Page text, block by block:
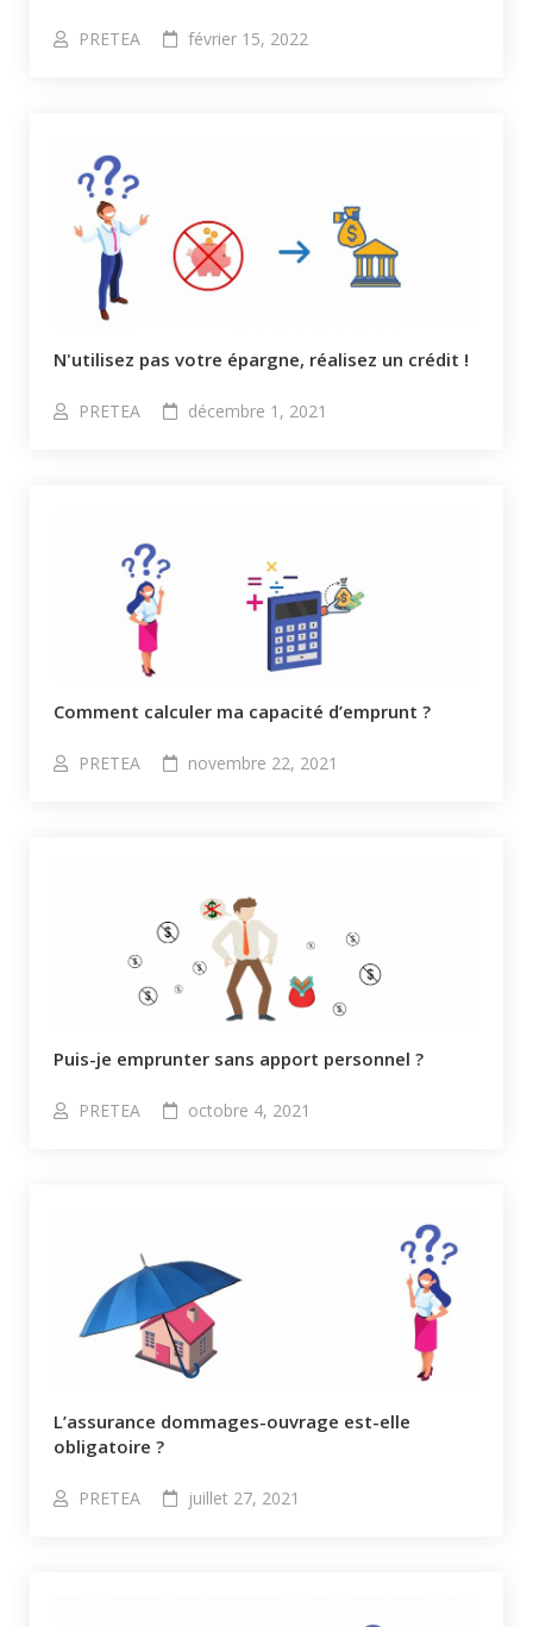
PRETEA février 15, 2022
N'utilisez pas votre épargne, réalisez un crédit !
PRETEA décembre 1, 2021
Comment calculer ma capacité d’emprunt ?​
PRETEA novembre 22, 2021
Puis-je emprunter sans apport personnel ?​
PRETEA octobre 4, 2021
L’assurance dommages-ouvrage est-elle
obligatoire ?
PRETEA juillet 27, 2021